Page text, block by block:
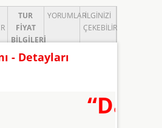
TUR
FIYAT
BILGILERI
YORUMLARİLGINIZI
ÇEKEBILIR
- Detayları
“Daily